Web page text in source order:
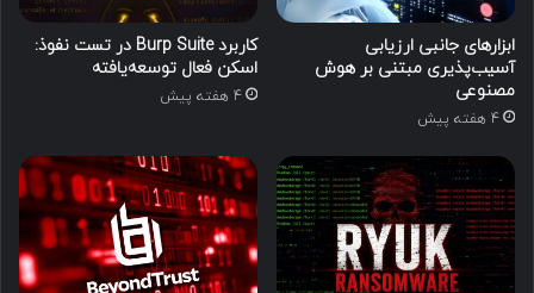
ابزارهای جانبی ارزیابی
آسیب‌پذیری مبتنی بر هوش
مصنوعی
4 هفته پیش
کاربرد Burp Suite در تست نفوذ:
اسکن فعال توسعه‌یافته
4 هفته پیش